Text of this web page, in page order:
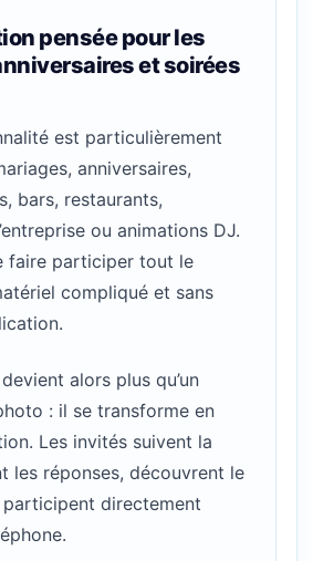
pensée pour les
et soirées
est particulièrement
anniversaires,
bars, restaurants,
ou animations DJ.
faire participer tout le
compliqué et sans
alors plus qu’un
: il se transforme en
Les invités suivent la
les réponses, découvrent le
directement